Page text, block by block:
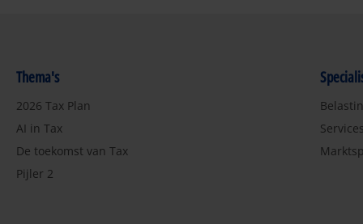
Thema's
2026 Tax Plan
AI in Tax
De toekomst van Tax
Pijler 2
Services